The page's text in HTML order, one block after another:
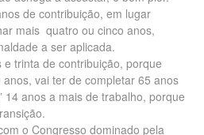
de contribuição, em lugar
mais quatro ou cinco anos,
a ser aplicada.
trinta de contribuição, porque
vai ter de completar 65 anos
14 anos a mais de trabalho, porque
o Congresso dominado pela